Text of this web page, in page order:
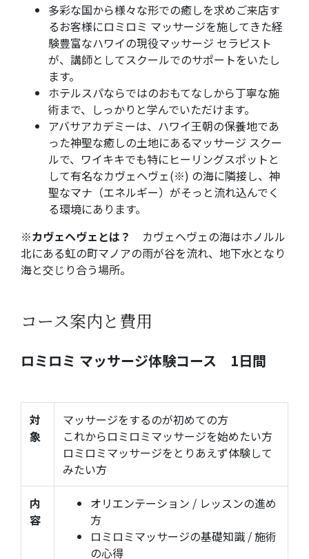
多彩な国から様々な形での癒しを求めご来店す
るお客様にロミロミ マッサージを施してきた経
験豊富なハワイの現役マッサージ セラピスト
が、講師としてスクールでのサポートをいたし
ます。
ホテルスパならではのおもてなしから丁寧な施
術まで、しっかりと学んでいただけます。
アバサアカデミーは、ハワイ王朝の保養地であ
った神聖な癒しの土地にあるマッサージ スクー
ルで、ワイキキでも特にヒーリングスポットと
して有名なカヴェヘヴェ(※) の海に隣接し、神
聖なマナ（エネルギー）がそっと流れ込んでく
る環境にあります。
※カヴェヘヴェとは？
カヴェヘヴェの海はホノルル
北にある虹の町マノアの雨が谷を流れ、地下水となり
海と交じり合う場所。
コース案内と費用
ロミロミ マッサージ体験コース 1日間
対
象
マッサージをするのが初めての方
これからロミロミマッサージを始めたい方
ロミロミマッサージをとりあえず体験して
みたい方
内
容
オリエンテーション / レッスンの進め
方
ロミロミマッサージの基礎知識 / 施術
の心得